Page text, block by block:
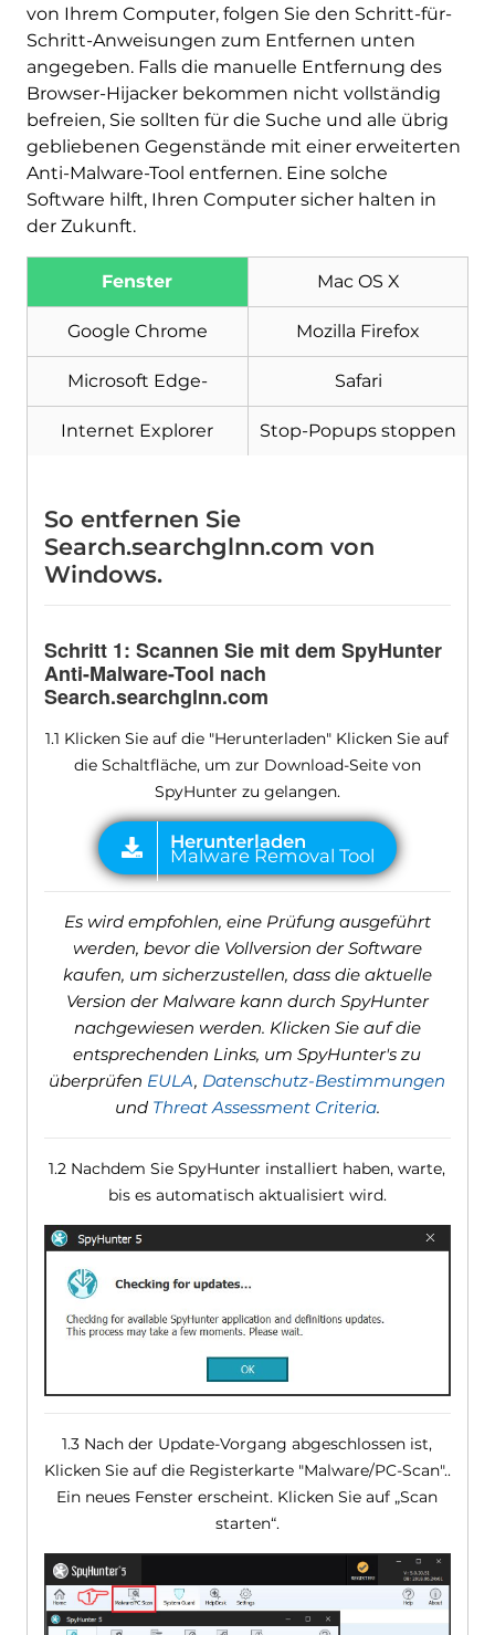
von Ihrem Computer, folgen Sie den Schritt-für-
Schritt-Anweisungen zum Entfernen unten
angegeben. Falls die manuelle Entfernung des
Browser-Hijacker bekommen nicht vollständig
befreien, Sie sollten für die Suche und alle übrig
gebliebenen Gegenstände mit einer erweiterten
Anti-Malware-Tool entfernen. Eine solche
Software hilft, Ihren Computer sicher halten in
der Zukunft.
Fenster Mac OS X
Google Chrome Mozilla Firefox
Microsoft Edge- Safari
Internet Explorer Stop-Popups stoppen
So entfernen Sie
Search.searchglnn.com von
Windows.
Schritt 1: Scannen Sie mit dem SpyHunter
Anti-Malware-Tool nach
Search.searchglnn.com
1.1 Klicken Sie auf die "Herunterladen" Klicken Sie auf
die Schaltfläche, um zur Download-Seite von
SpyHunter zu gelangen.
Es wird empfohlen, eine Prüfung ausgeführt
werden, bevor die Vollversion der Software
kaufen, um sicherzustellen, dass die aktuelle
Version der Malware kann durch SpyHunter
nachgewiesen werden. Klicken Sie auf die
entsprechenden Links, um SpyHunter's zu
überprüfen EULA, Datenschutz-Bestimmungen
und Threat Assessment Criteria.
1.2 Nachdem Sie SpyHunter installiert haben, warte,
bis es automatisch aktualisiert wird.
1.3 Nach der Update-Vorgang abgeschlossen ist,
Klicken Sie auf die Registerkarte "Malware/PC-Scan"..
Ein neues Fenster erscheint. Klicken Sie auf „Scan
starten“.